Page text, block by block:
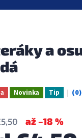
a
Novinka Tip
až –18 %